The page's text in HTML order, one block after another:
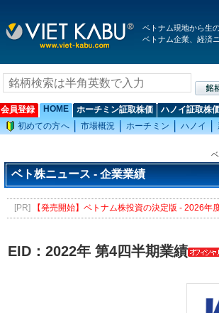
ベトナム現地から生
ベトナム企業、経済
会員登録
HOME ホーチミン証取株価 ハノイ証取株
初めての方へ
市場概況 ホーチミン ハノイ
ベト株ニュース - 企業業績
[PR] 【発売開始】ベトナム株投資の決定版 - 2026
EID：2022年 第4四半期業績